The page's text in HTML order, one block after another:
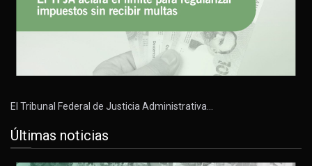
El Tribunal Federal de Justicia Administrativa…
Últimas noticias